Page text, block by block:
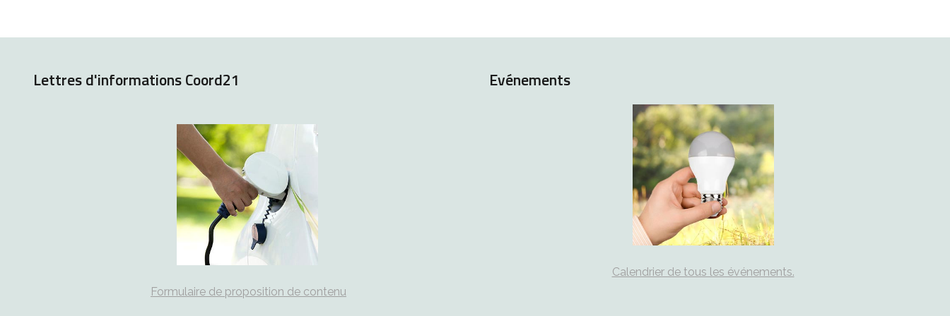
Lettres d'informations Coord21
Formulaire de proposition de contenu
Evénements
Calendrier de tous les événements.